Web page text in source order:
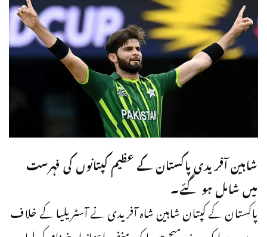
شاہین آفریدی پاکستان کے عظیم کپتانوں کی فہرست
میں شامل ہو گئے۔
پاکستان کے کپتان شاہین شاہ آفریدی نے آسٹریلیا کے خلاف